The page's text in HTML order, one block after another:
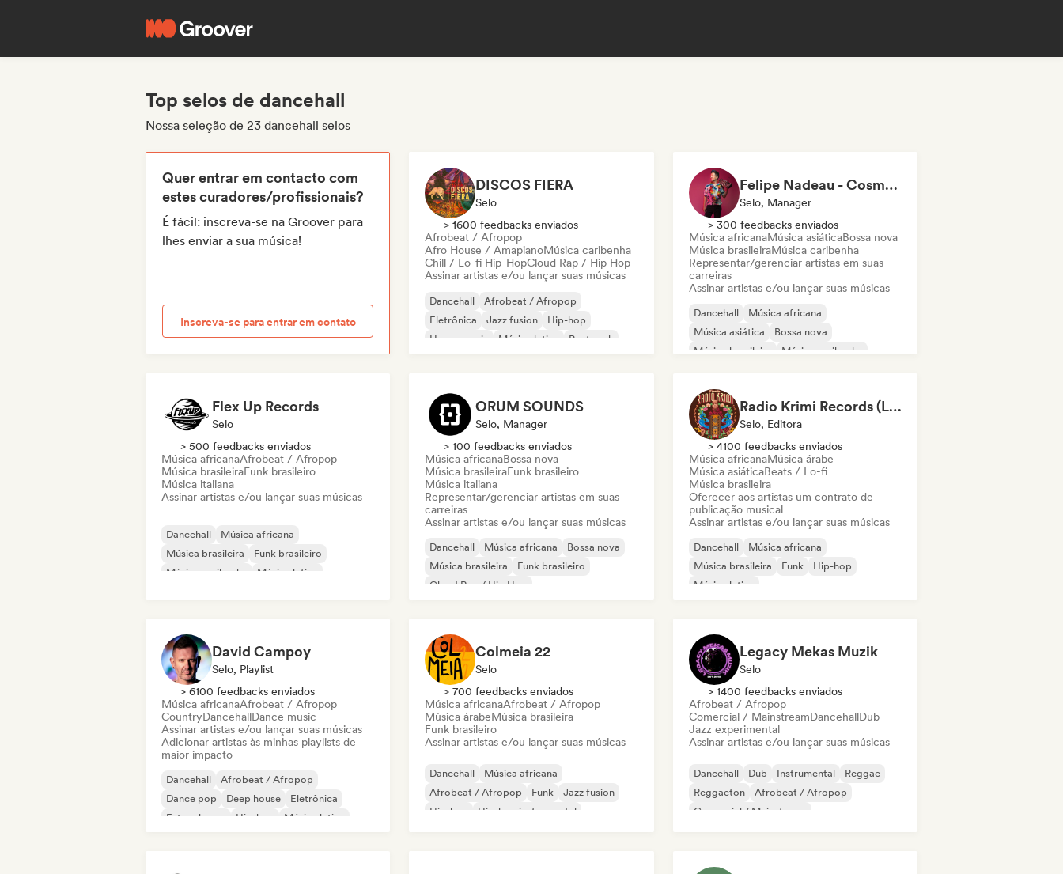
Top selos de dancehall
Nossa seleção de 23 dancehall selos
Quer entrar em contacto com
estes curadores/profissionais?
É fácil: inscreva-se na Groover para
lhes enviar a sua música!
Inscreva-se para entrar em contato
DISCOS FIERA
Selo
> 1600 feedbacks enviados
Afrobeat / Afropop
Afro House / AmapianoMúsica caribenha
Chill / Lo-fi Hip-HopCloud Rap / Hip Hop
Assinar artistas e/ou lançar suas músicas
Dancehall
Afrobeat / Afropop
Eletrônica
Jazz fusion
Hip-hop
House music
Música latina Post rock
Felipe Nadeau - Cosmovision Records & Ritmos del Sur
Selo, Manager
> 300 feedbacks enviados
Música africanaMúsica asiáticaBossa nova
Música brasileiraMúsica caribenha
Representar/gerenciar artistas em suas
carreiras
Assinar artistas e/ou lançar suas músicas
Dancehall
Música africana
Música asiática
Bossa nova
Música brasileira
Música caribenha
Flex Up Records
Selo
> 500 feedbacks enviados
Música africanaAfrobeat / Afropop
Música brasileiraFunk brasileiro
Música italiana
Assinar artistas e/ou lançar suas músicas
Dancehall
Música africana
Música brasileira
Funk brasileiro
Música caribenha
Música latina
ORUM SOUNDS
Selo, Manager
> 100 feedbacks enviados
Música africanaBossa nova
Música brasileiraFunk brasileiro
Música italiana
Representar/gerenciar artistas em suas
carreiras
Assinar artistas e/ou lançar suas músicas
Dancehall Música africana
Bossa nova
Música brasileira
Funk brasileiro
Cloud Rap / Hip Hop
Radio Krimi Records (Le Label)
Selo, Editora
> 4100 feedbacks enviados
Música africanaMúsica árabe
Música asiáticaBeats / Lo-fi
Música brasileira
Oferecer aos artistas um contrato de
publicação musical
Assinar artistas e/ou lançar suas músicas
Dancehall
Música africana
Música brasileira
Funk
Hip-hop
Música latina
David Campoy
Selo, Playlist
> 6100 feedbacks enviados
Música africanaAfrobeat / Afropop
CountryDancehallDance music
Assinar artistas e/ou lançar suas músicas
Adicionar artistas às minhas playlists de
maior impacto
Dancehall
Afrobeat / Afropop
Dance pop
Deep house
Eletrônica
Future house
Hip-hop Música latina
Colmeia 22
Selo
> 700 feedbacks enviados
Música africanaAfrobeat / Afropop
Música árabeMúsica brasileira
Funk brasileiro
Assinar artistas e/ou lançar suas músicas
Dancehall
Música africana
Afrobeat / Afropop
Funk
Jazz fusion
Hip-hop
Hip-hop instrumental
Legacy Mekas Muzik
Selo
> 1400 feedbacks enviados
Afrobeat / Afropop
Comercial / MainstreamDancehallDub
Jazz experimental
Assinar artistas e/ou lançar suas músicas
Dancehall Dub Instrumental
Reggae
Reggaeton
Afrobeat / Afropop
Comercial / Mainstream